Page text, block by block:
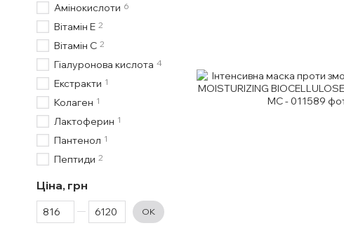
Амінокислоти 6
Вітамін Е 2
Вітамін С 2
Гіалуронова кислота 4
Екстракти 1
Колаген 1
Лактоферин 1
Пантенол 1
Пептиди 2
Ціна, грн
От Ціна, грн
До Ціна, грн ОК